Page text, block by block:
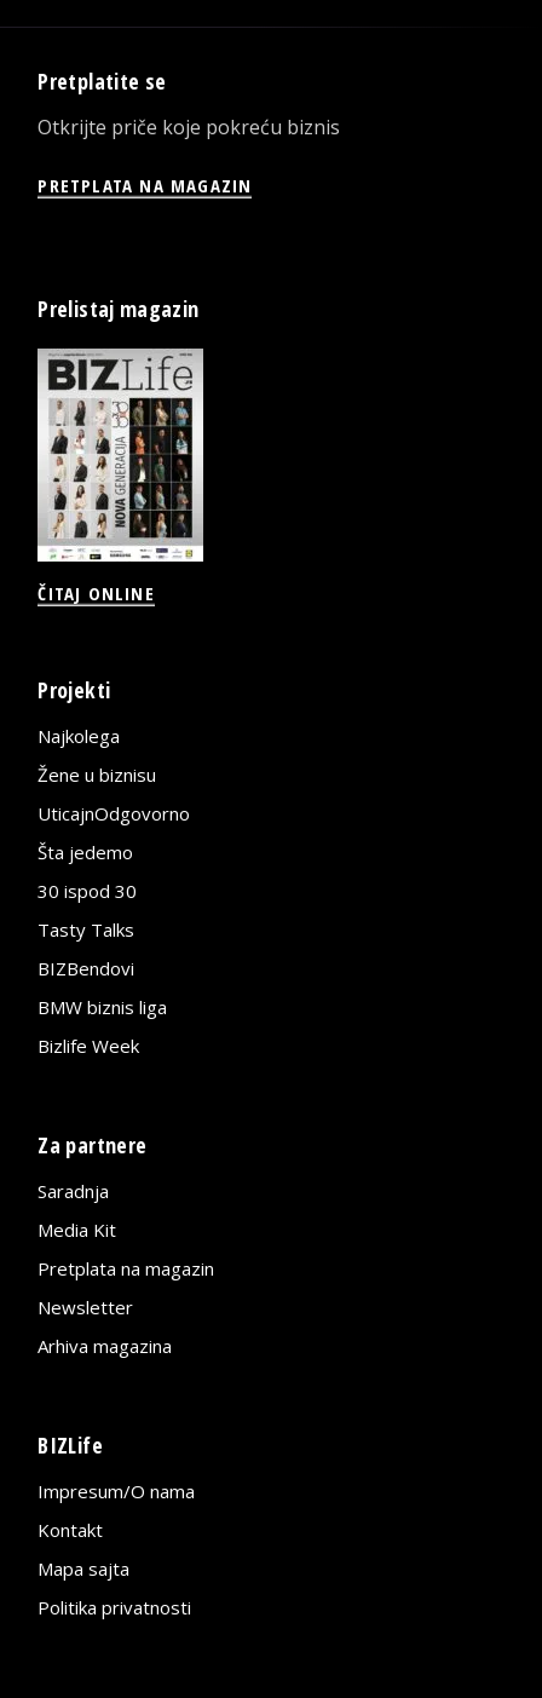
Pretplatite se
Otkrijte priče koje pokreću biznis
PRETPLATA NA MAGAZIN
Prelistaj magazin
ČITAJ ONLINE
Projekti
Najkolega
Žene u biznisu
UticajnOdgovorno
Šta jedemo
30 ispod 30
Tasty Talks
BIZBendovi
BMW biznis liga
Bizlife Week
Za partnere
Saradnja
Media Kit
Pretplata na magazin
Newsletter
Arhiva magazina
BIZLife
Impresum/O nama
Kontakt
Mapa sajta
Politika privatnosti